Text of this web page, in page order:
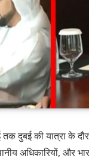
की यात्रा के
अधिकारियों, और